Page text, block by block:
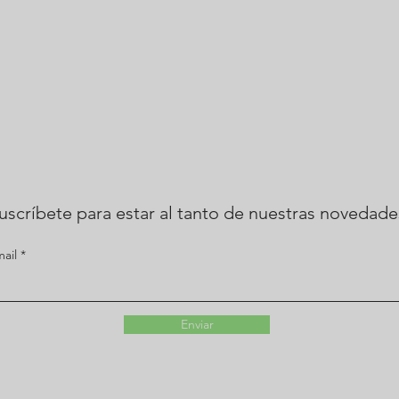
para estar al tanto de nuestras
Enviar